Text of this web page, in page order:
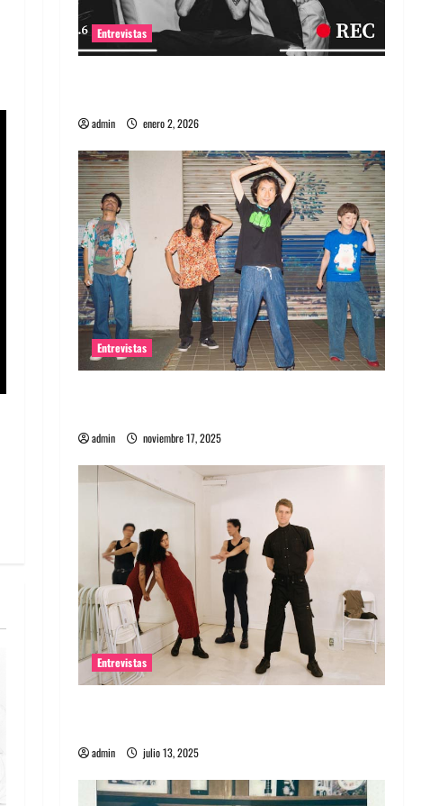
Entrevistas
admin enero 2, 2026
Entrevistas
admin noviembre 17, 2025
Entrevistas
admin julio 13, 2025